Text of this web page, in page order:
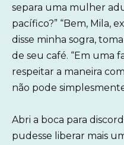
separa uma mulher
pacífico?” “Bem, Mila,
disse minha sogra,
de seu café. “Em uma
respeitar a maneira
não pode
Abri a boca para
pudesse liberar mais